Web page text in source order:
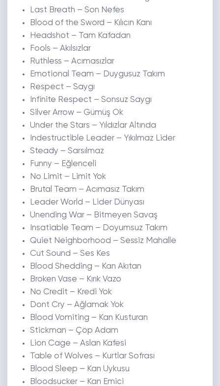
Last Breath – Son Nefes
Blood of the Sword – Kılıcın Kanı
Headshot – Tam Kafadan
Fools – Akılsızlar
Ruthless – Acımasızlar
Emotional Team – Duygusuz Takım
Respect – Saygı
Infinite Respect – Sonsuz Saygı
Silver Arrow – Gümüş Ok
Under the Stars – Yıldızlar Altında
Indestructible Leader – Yıkılmaz Lider
Steady – Sarsılmaz
Funny – Eğlenceli
No Limit – Limit Yok
Brutal Team – Acımasız Takım
Leader World – Lider Dünyası
Unending War – Bitmeyen Savaş
Insatiable Team – Doyumsuz Takım
Quiet Neighborhood – Sessiz Mahalle
Cut Sound – Ses Kes
Blood Shedding – Kan Akıtan
Broken Vase – Kırık Vazo
No Credit – Kredi Yok
Dont Cry – Ağlamak Yok
Blood Vomiting – Kan Kusturan
Stickman – Çöp Adam
Lion Cage – Aslan Kafesi
Table of Wolves – Kurtlar Sofrası
Blood Sleep – Kan Uykusu
Bloodsucker – Kan Emici